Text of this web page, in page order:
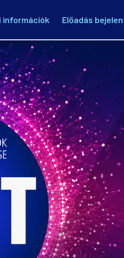
információk Előadás